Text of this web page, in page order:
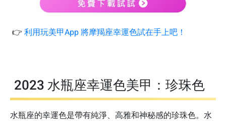
👉 利用玩美甲App 將摩羯座幸運色試在手上吧！
2023 水瓶座幸運色美甲：珍珠色
水瓶座的幸運色是帶有純淨、高雅和神秘感的珍珠色。水